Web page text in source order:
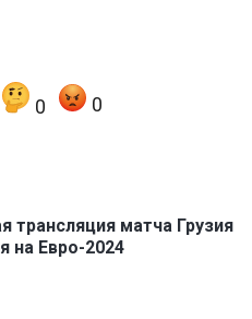
0 0
трансляция матча Грузия
на Евро-2024